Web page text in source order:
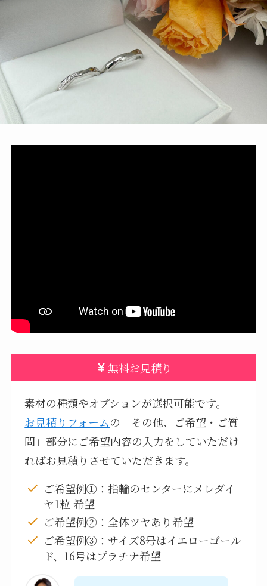
無料お見積り
素材の種類やオプションが選択可能です。
お見積りフォームの「その他、ご希望・ご質
問」部分にご希望内容の入力をしていただけ
ればお見積りさせていただきます。
ご希望例①：指輪のセンターにメレダイ
ヤ1粒 希望
ご希望例②：全体ツヤあり希望
ご希望例③：サイズ8号はイエローゴール
ド、16号はプラチナ希望